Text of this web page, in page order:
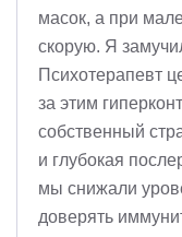
масок, а при
скорую. Я
Психотерапевт
за этим
собственный
и глубокая
мы снижали
доверять